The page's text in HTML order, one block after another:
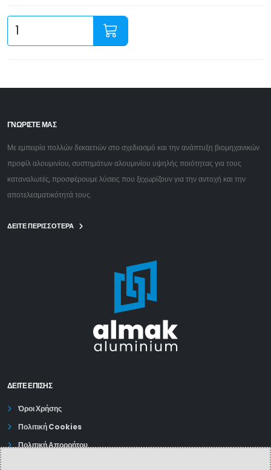
ΓΝΩΡΙΣΤΕ ΜΑΣ
Με εμπειρία πολλών δεκαετιών στο σχεδιασμό και την ανάπτυξη βιομηχανικών
προφίλ αλουμινίου, συστημάτων αλουμινίου υψηλής ποιότητας για τους
καταναλωτές, προσφέρουμε λύσεις που ξεχωρίζουν για την αντοχή και την
αποτελεσματικότητά τους.
ΔΕΙΤΕ ΠΕΡΙΣΣΟΤΕΡΑ
ΔΕΊΤΕ ΕΠΙΣΗΣ
Όροι Χρήσης
Πολιτική Cookies
Πολιτική Απορρήτου